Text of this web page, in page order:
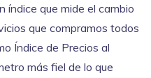
índice que mide el cambio
que compramos todos
Índice de Precios al
más fiel de lo que